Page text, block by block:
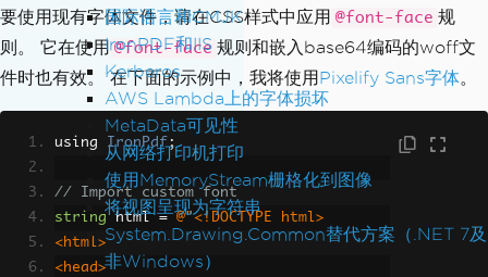
国际语言和CMJK
IronPDF和IIS
Kerberos
AWS Lambda上的字体损坏
MetaData可见性
从网络打印机打印
使用MemoryStream栅格化到图像
将视图呈现为字符串
System.Drawing.Common替代方案（.NET 7及
非Windows）
要使用现有字体文件，请在CSS样式中应用 @font-face 规
则。 它在使用 @font-face 规则和嵌入base64编码的woff文
件时也有效。 在下面的示例中，我将使用 Pixelify Sans字体。
using IronPdf;
// Import custom font
string html =
@"<!DOCTYPE html>
<html>
<head>